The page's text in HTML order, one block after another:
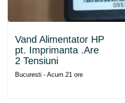
Vand Alimentator HP
pt. Imprimanta .Are
2 Tensiuni
Bucuresti - Acum 21 ore